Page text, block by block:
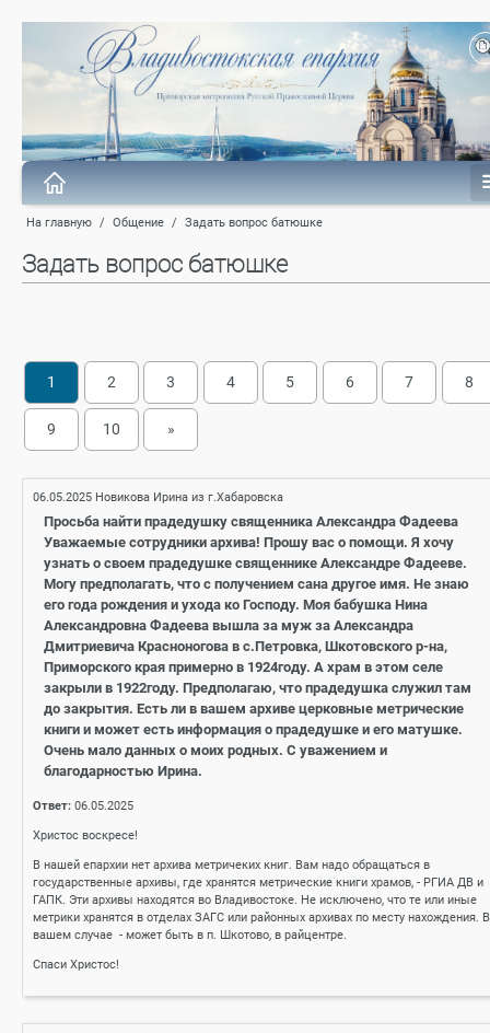
На главную / Общение / Задать вопрос батюшке
Задать вопрос батюшке
1 2 3 4 5 6 7 8
9 10 »
06.05.2025 Новикова Ирина из г.Хабаровска
Просьба найти прадедушку священника Александра Фадеева
Уважаемые сотрудники архива! Прошу вас о помощи. Я хочу
узнать о своем прадедушке священнике Александре Фадееве.
Могу предполагать, что с получением сана другое имя. Не знаю
его года рождения и ухода ко Господу. Моя бабушка Нина
Александровна Фадеева вышла за муж за Александра
Дмитриевича Красноногова в с.Петровка, Шкотовского р-на,
Приморского края примерно в 1924году. А храм в этом селе
закрыли в 1922году. Предполагаю, что прадедушка служил там
до закрытия. Есть ли в вашем архиве церковные метрические
книги и может есть информация о прадедушке и его матушке.
Очень мало данных о моих родных. С уважением и
благодарностью Ирина.
Ответ: 06.05.2025
Христос воскресе!
В нашей епархии нет архива метричеких книг. Вам надо обращаться в
государственные архивы, где хранятся метрические книги храмов, - РГИА ДВ и
ГАПК. Эти архивы находятся во Владивостоке. Не исключено, что те или иные
метрики хранятся в отделах ЗАГС или районных архивах по месту нахождения. В
вашем случае - может быть в п. Шкотово, в райцентре.
Спаси Христос!